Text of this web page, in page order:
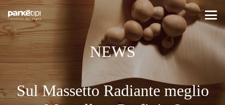
NEWS
Sul Massetto Radiante meglio